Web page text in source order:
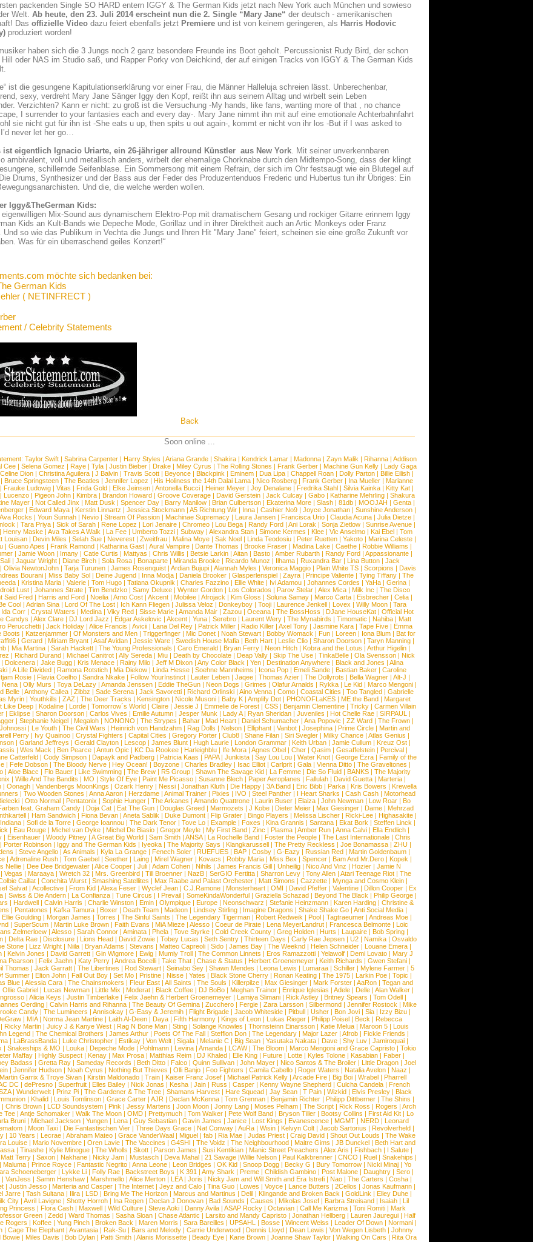
packenden Single SO HARD entern IGGY & The German Kids jetzt nach New York auch München und sowieso
Welt. Ab heute, den 23. Juli 2014 erscheint nun die 2. Single “Mary Jane“ der deutsch - amerikanischen
Das offizielle Video dazu feiert ebenfalls jetzt Premiere und ist von keinem geringeren, als Harris Hodovic
produziert worden!
haben sich die 3 Jungs noch 2 ganz besondere Freunde ins Boot geholt. Percussionist Rudy Bird, der schon
Hill oder NAS im Studio saß, und Rapper Porky von Deichkind, der auf einigen Tracks von IGGY & The German Kids
ist die gesungene Kapitulationserklärung vor einer Frau, die Männer Halleluja schreien lässt. Unberechenbar,
sexy, verdreht Mary Jane Sänger Iggy den Kopf, reißt ihn aus seinem Alltag und wirbelt sein Leben
Verzichten? Kann er nicht: zu groß ist die Versuchung -My hands, like fans, wanting more of that , no chance
I surrender to your fantasies each and every day-. Mary Jane nimmt ihn mit auf eine emotionale Achterbahnfahrt
sie nicht gut für ihn ist -She eats u up, then spits u out again-, kommt er nicht von ihr los -But if I was asked to
I’d never let her go…
ist eigentlich Ignacio Uriarte, ein 26-jähriger allround Künstler aus New York. Mit seiner unverkennbaren
ambivalent, voll und metallisch anders, wirbelt der ehemalige Chorknabe durch den Midtempo-Song, dass der klingt
schillernde Seifenblase. Ein Sommersong mit einem Refrain, der sich im Ohr festsaugt wie ein Blutegel auf
Drums, Synthesizer und der Bass aus der Feder des Produzentenduos Frederic und Hubertus tun ihr Übriges: Ein
Und die, die welche werden wollen.
Iggy&TheGerman Kids:
eigenwilligen Mix-Sound aus dynamischem Elektro-Pop mit dramatischem Gesang und rockiger Gitarre erinnern Iggy
Kids an Kult-Bands wie Depeche Mode, Gorillaz und in ihrer Direktheit auch an Artic Monkeys oder Franz
Und so wie das Publikum in Vechta die Jungs und Ihren Hit "Mary Jane" feiert, scheinen sie eine große Zukunft vor
Was für ein überraschend geiles Konzert!“
möchte sich bedanken bei:
German Kids
( NETINFRECT )
/ Celebrity Statements
Back
Soon online ...
Taylor Swift | Sabrina Carpenter | Harry Styles | Ariana Grande | Shakira | Kendrick Lamar | Madonna | Zayn Malik | Rihanna | Addison
Cee| Selena Gomez | Raye| Tyla| Justin Bieber| Drake| Miley Cyrus | The Rolling Stones | Frank Gerber| Machine Gun Kelly| Lady Gaga
Celine Dion | Christina Aguilera | J Balvin | Travis Scott | Beyonce | Blackpink | Eminem | Dua Lipa | Chappell Roan | Dolly Parton | Billie Eilish |
Bruce Springsteen| The Beatles | Jennifer Lopez | His Holiness the 14th Dalai Lama| Nico Rosberg| Frank Gerber| Ina Mueller| Marianne
| Frauke Ludowig | Vitas | Frida Gold | Elke Jeinsen | Antonella Bucci | Heiner Meyer | Joy Denalane | Fredrika Stahl | Silvia Kainka | Kitty Kat |
| Lucenzo | Pigeon John | Kimbra | Brandon Howard | Groove Coverage | David Gerstein | Jack Culcay | Gabo | Katharine Mehrling | Shakura
Mayer| Not Called Jinx | Matt Dusk | Spencer Day| Barry Manilow| Brian Culbertson| Ekaterina More| Slash| 81db| MOOJAH | Genta|
| Edward Maya | Kerstin Linnartz | Jessica Stockmann | A5 Richtung Wir | Inna | Cashier No9 | Joyce Jonathan | Sunshine Anderson |
Ava Rocks | Youn Sunnah | Nevio | Stream Of Passion | Machinae Supremacy | Laura Jansen | Francisca Urio | Claudia Acuna | Julia Dietze |
| Tara Priya | Sick of Sarah | Rene Lopez | Lori Jenaire | Chromeo | Lou Bega | Randy Ford | Ani Lorak | Sonja Zietlow | Sunrise Avenue |
| Henry Maske| Ava Takes A Walk | La Fee| Umberto Tozzi| Subway| Alexandra Stan| Simone Kermes | Klee| Vic Anselmo| Kai Ebel| Tom
Louisan| Devin Miles | Selah Sue| Neverest| Zweitfrau| Malina Moye| Sak Noel| Linda Teodosiu| Peter Ruetten| Yakoto| Marina Celeste|
| Guano Apes | Frank Ramond| Katharina Gast| Aural Vampire| Dante Thomas | Brooke Fraser| Madina Lake| Caethe| Robbie Williams |
| Jamie Woon| Imany| Catie Curtis | Mattyas | Chris Willis | Betsie Larkin| Aitan| Basto| Amber Rubarth| Randy Ford| Appassionante|
| Jaguar Wright| Diane Birch| Sola Rosa| Bonaparte| Miranda Brooke| Ricardo Munoz | Ilhama| Ruxandra Bar| Lina Button| Jack
Olivia NewtonJohn| Tarja Turunen| James Rosenquist| Ardian Bujupi| Alannah Myles | Veronica Maggio| Plain White TS| Scorpions | Davis
Bourani | Miss Baby Sol | Deine Jugend | Inna Modja | Daniela Brooker | Glasperlenspiel | Zayra | Principe Valiente | Tying Tiffany | The
| Kristina Maria | Valerie | Tom Hugo | Tatiana Okupnik | Charles Fazzino | Ellie White | Ivi Adamou | Johannes Cordes | YaHa | Gerina |
Lust | Johannes Strate | Tim Bendzko | Samy Deluxe | Wynter Gordon | Los Colorados | Parov Stelar | Alex Mica | Milk Inc | The Disco
Said Fred | Harris and Ford | Noelia | Arno Cost | Akcent | Mobilee | Afrojack | Kim Gloss | Soluna Samay | Marco Carta | Eisbrecher | Celia |
Cool| Adrian Sina| Lord Of The Lost| Ich Kann Fliegen| Julissa Veloz | Donkeyboy| Tooji| Laurence Jenkell| Lovex | Willy Moon| Tara
Ida Corr| Crystal Waters | Medina| Viky Red| Sisse Marie| Amanda Mair| Zazou| Oceana| The BossHoss | DJane HouseKat| Official Hot
Candys | Alex Clare | DJ Lord Jazz | Edgar Askelovic | Akcent | Yuna | Serebro | Laurent Wery | The Mynabirds | Timomatic | Nahiba | Matt
Perucchetti | Jack Holiday | Alice Francis | Avicii | Lana Del Rey | Patrick Miller | Radio Killer | Axel Tony | Jasmine Kara | Tape Five | Emma
Boots | Katzenjammer| Of Monsters and Men| Triggerfinger| Mic Donet| Noah Stewart| Bobby Womack | Fun| Loreen| Iona Blum| Bat for
| Gerard| Miriam Bryant| Asaf Avidan| Jessie Ware| Swedish House Mafia| Beth Hart| Leslie Clio| Sharon Doorson| Taryn Manning|
| Mia Martina | Sarah Hackett | The Young Professionals | Caro Emerald | Bryan Ferry | Neon Hitch | Kobra and the Lotus | Arthur Higelin |
| Richard Durand | Michael Canitrot | Ally Sereda | Miu | Death by Chocolate | Deap Vally | Skip The Use | TinkaBelle | Ola Svensson | Nick
Dolcenera| Jake Bugg| Kris Menace| Rainy Milo| Jeff M Dixon| Any Color Black | Yen| Destination Anywhere| Black and Jones | Alina
| A Life Divided| Ramona Rotstich| Mia Diekow| Linda Hesse| Soehne Mannheims | Icona Pop| Emeli Sande| Bastian Baker| Caroline
Rosie| Flavia Coelho| Sandra Nkake| Follow YourInstinct| Lauter Leben| Jaqee| Thomas Azier| The Dollyrots | Bella Wagner| Alt-J |
Nena | Olly Murs | Toya DeLazy | Amanda Jenssen | Eddie TheGun | Neon Dogs | Grimes | Olafur Arnalds | Rykka | Le Kid | Marco Mengoni |
Belle| Anthony Callea| Zibbz | Sade Serena| Jack Savoretti| Richard Orlinski| Aino Venna| Como| Coastal Cities | Too Tangled| Gabrielle
Myrin | Youthkills | ZAZ | The Deer Tracks | Kensington | Nicole Musoni | Baby K | Amplify Dot | PHONOFLaKES | ME the Band | Margaret
Like Deep| Kodaline| Lorde| Tomorrow´s World| Claire| Jessie J | Emmelie de Forest| CSS| Benjamin Clementine| Tricky| Carmen Villain
| Eklipse| Sharon Doorson| Carlos Vives | Emilie Autumn| Jesper Munk | Lady A| Ryan Sheridan| Juveniles | Hot Chelle Rae| SIRPAUL
|
| Stephanie Neigel | Megaloh | NONONO | The Strypes | Bahar | Mad Heart | Daniel Schumacher | Ana Popovic | ZZ Ward | The Frown |
Johnossi | Le Youth | The Civil Wars | Heinrich von Handzahm | Rag Dolls | Nelson | Elliphant | Vanbot | Josephina | Prime Circle | Martin and
Perry | Ivy Quainoo | Crystal Fighters | Capital Cities | Gregory Porter | Club8 | Shane Filan | Siri Svegler | Milky Chance | Atlas Genius |
| Garland Jeffreys | Gerald Clayton | Lescop | James Blunt | Hugh Laurie | London Grammar | Keith Urban | Jamie Cullum | Kreuz Ost |
| Wes Mack | Ben Pearce | Antun Opic | KC Da Rookee | Harleighblu | Ife Mora | Agnes Obel | Cher | Qasim | Gesaffelstein | Percival |
Catterfeld | Cody Simpson | Dapayk and Padberg | Patricia Kaas | PAPA| Junkista | Say Lou Lou | Water Knot | George Ezra | Family of the
| Fefe Dobson| The Bloody Nerve| Hey Ocean! | Boyzone| Charles Bradley| Isac Elliot| Carlprit| Gala| Vienna Ditto| The Graveltones |
| Aloe Blacc | Flo Bauer | Like Swimming | The Brew | R5 Group | Shawn The Savage Kid | La Femme | Die So Fluid | BANKS | The Majority
| Wille And The Bandits | MO | Style Of Eye | Paint Me Picasso | Susanne Blech | Paper Aeroplanes | Fallulah | David Guetta | Marteria |
| Oonagh| Vandenbergs MoonKings | Ozark Henry| Nessi| Jonathan Kluth| Die Happy| 3A Band| Eric Bibb| Parka| Kris Bowers | Krewella
| Two Wooden Stones | Anna Aaron| Herzdame| Animal Trainer| Pixies | IVO | Steel Panther| I Heart Sharks | Cash Cash| Motorhead
| Otto Normal | Pentatonix | Sophie Hunger | The Arkanes | Amando Quattrone | Laurin Buser | Elaiza | John Newman | Low Roar | Bo
feat. Graham Candy | Doja Cat | Eat The Gun | Douglas Greed | Marmozets | J Kobe | Dieter Meier | Max Giesinger | Dame | Mehrzad
| Ham Sandwich | Fiona Bevan | Aneta Sablik | Duke Dumont | Flip Grater | Bingo Players | Melissa Lischer | Ricki-Lee | Highasakite |
Indiana | Sofi de la Torre | George Ioannou | The Dark Tenor | Tove Lo | Example | Foxes | Kina Grannis | Santana | Ekat Bork | Steffen Linck |
| Eau Rouge | Michel van Dyke | Michel De Biasio | Gregor Meyle | My First Band | Zinc | Plasma | Amber Run | Anna Calvi | Ella Endlich |
| Eisenhauer| Woody Pitney| A Great Big World| Sam Smith| ANSA| La Rochelle Band| Foster the People| The Last Internationale| Chris
| Porter Robinson| Iggy and The German Kids | Iyeoka| The Majority Says | Klangkarussell| The Pretty Reckless | Joe Bonamassa| ZHU|
| Steve Angello| As Animals | Kyla La Grange| Fenech Soler| RUEFUES| BAP| Cosby| G-Eazy| Russian Red| Martin Goldenbaum|
| Adrenaline Rush | Tom Gaebel | Seether | Laing | Mirel Wagner | Kovacs | Robby Maria | Miss Bex | Spencer | Bam And Mr.Dero | Kopek |
Nellie | Dee Dee Bridgewater | Alice Cooper | Juli | Adam Cohen | Nihils | James Francis Gill | Unheilig | Nico And Vinz | Hozier | Jamie N
| Vegas | Maraaya| Wretch 32| Mrs. Greenbird| Till Broenner| NazB| SerGIO Fertitta| Sharron Levy| Tony Allen| Atari Teenage Riot| The
Caillat | Conchita Wurst | Smashing Satellites | Max Raabe and Palast Orchester | Matt Simons | Cazzette | Mynga and Cosmo Klein |
Salvat | Acollective | From Kid | Alexa Feser | Wyclef Jean | C.J.Ramone | Monsterheart | OMI | David Pfeffer | Valentine | Dillon Cooper | Ex
| Swiss & Die Andern | La Confianza | Tune Circus | I Prevail | SomeKindaWonderful | Graziella Schazad | Beyond The Black | Philip George |
| Hardwell| Calvin Harris | Charlie Winston| Emin| Olympique| Europe| Neonschwarz | Stefanie Heinzmann| Karen Harding| Christine &
| Pentatones | Kafka Tamura | Boxer | Death Team | Madeon | Lindsey Stirling | Imagine Dragons | Shake Shake Go | Anti Social Media |
Ellie Goulding| Morgan James | Torres | The Sinful Saints | The Legendary Tigerman| Robert Redweik | Pool| Tagtraeumer| Andreas Moe|
| SuperScum | Martin Luke Brown | Faith Evans | MiA Mieze | Alesso | Coeur de Pirate | Lena MeyerLandrut | Francesca Belmonte | Loic
Zelmerloew| Alesso| Sarah Connor| Aminata| Phela| Tove Styrke| Cold Creek County| Greg Holden| Hurts | Laupaire| Bob Spring|
| Delta Rae| Disclosure| Lions Head| David Zowie| Tobey Lucas | Seth Sentry| Thirteen Days | Carly Rae Jepsen| U2| Namika| Osvaldo
Stone| Lizz Wright| Niila| Bryan Adams | Stevans | Matteo Capreoli| Sido| James Bay| The Weeknd| Helen Schneider| Louane Emera|
| Kelvin Jones | David Garrett | Gin Wigmore | Ewig | Mumiy Troll | The Common Linnets | Eros Ramazzotti | Yelawolf | Demi Lovato | Mary J
Pearson | Felix Jaehn | Katy Perry | Andrea Bocelli | Take That | Chase & Status | Herbert Groenemeyer | Keith Richards | Gwen Stefani |
Thomas | Jack Garratt| The Libertines | Rod Stewart| Seinabo Sey| Shawn Mendes | Leona Lewis | Lumaraa| Schiller| Mylene Farmer| 5
Summer| Elton John| Fall Out Boy| Set Mo| Pristine| Nisse| Yates | Black Stone Cherry| Ronan Keating| The 1975| Larkin Poe| Topic |
Blue| Alessia Cara| The Chainsmokers | Fleur East| All Saints | The Souls | Killerpilze| Max Giesinger| Mark Forster| AaRon| Tegan and
Ollie Gabriel| Lucas Newman| Little Mix | Moderat| Black Coffee| DJ BoBo| Meghan Trainor| Enrique Iglesias | Adele| Delle| Alan Walker|
| Alicia Keys | Justin Timberlake | Felix Jaehn & Herbert Groenemeyer | Lamiya Slimani | Rick Astley | Britney Spears | Tom Odell |
Oerding| Calvin Harris and Rihanna| The Beauty Of Gemina| Zucchero| Fergie| Zara Larsson| Silbermond| Jennifer Rostock | Mike
Candy| The Lumineers | Annisokay| G-Easy & Jeremih| Flight Brigade| Jacob Whiteside| Pitbull| Usher| Bon Jovi| Sia| Izzy Bizu|
| MIA| Norma Jean Martine | Laith Al-Deen | Daya | Fifth Harmony | Kings of Leon | Lukas Rieger | Philipp Poisel | Beck | Rebecca
| Ricky Martin | Juicy J & Kanye West | Rag N Bone Man | Sting | Solange Knowles | Thornsteinn Einarsson | Katie Melua | Maroon 5 | Louis
Legend | The Chemical Brothers | James Arthur | Poets Of The Fall | Stefflon Don | The Legendary | Major Lazer | Afrob | Fickle Friends |
| LaBrassBanda| Luke Christopher| Estikay| Von Welt| Sigala| Melanie C| Big Sean| Yasutaka Nakata| Dave| Shy Luv| Jamiroquai|
| Snakeships & MO | Louka | Depeche Mode | Pohlmann | Levina | Amanda | LCAW| The Bloom | Marco Mengoni and Grace Capristo | Tokio
Maffay | Highly Suspect | Kenay | Max Prosa | Matthias Reim | DJ Khaled | Elle King | Future | Lotte | Kyles Tolone | Kasabian | Faber |
Badass | Gretta Ray| Sameday Records | Beth Ditto| Falco| Quinn Sullivan| John Mayer| Nico Santos & The Broiler| Little Dragon| Joel
| Jennifer Hudson| Noah Cyrus | Nothing But Thieves | Olli Banjo| Foo Fighters | Camila Cabello| Roger Waters | Natalia Avelon| Naaz |
Martin Garrix & Troye Sivan | Kirstin Maldonado | Train | Kaiser Franz Josef | Michael Patrick Kelly | Arcade Fire | Big Boi | Wrabel | Pharrell
DC| dePresno| Superfruit| Elles Bailey| Nick Jonas | Kesha| Jain| Russ | Casper| Kenny Wayne Shepherd| Culcha Candela| French
| Wunderwelt| Prinz Pi| The Gardener & The Tree| Shamans Harvest| Hare Squead| Jay Sean| T Pain| Wizkid| Elvis Presley| Black
| Khalid | Louis Tomlinson | Grace Carter | AJR | Declan McKenna | Tom Grennan | Benjamin Richter | Philipp Dittberner | The Shins |
| Chris Brown | LCD Soundsystem | Pink | Jessy Martens | Joon Moon | Jonny Lang | Moses Pelham | The Script | Rick Ross | Rogers | Arch
Tee | Antje Schomaker | Walk The Moon | OMD | Prettymuch | Tom Walker | Pete Wolf Band | Bryson Tiller | Bootsy Collins | First Aid Kit | Lo
Bruni| Michael Jackson| Yungen| Lena| Guy Sebastian| Gavin James | Janice| Lost Kings | Evanescence| MGMT| NERD| Leonard
| Moon Taxi| Die Fantastischen Vier| Three Days Grace| Nat Conway| AuRa| Wisin| Kelvyn Colt| Jacob Sartorius | Revolverheld|
| 10 Years | Lecrae | Abraham Mateo | Grace VanderWaal | Miguel | fab | Ria Mae | Judas Priest | Craig David | Shout Out Louds | The Wake
Louise| Mario Novembre| Oren Lavie| The Vaccines | G4SHI | The Voidz | The Neighbourhood| Maitre Gims | JB Dunckel| Beth Hart and
| Tinashe | Kylie Minogue | The Wholls | Skott | Parson James | Susi Kentikian | Manic Street Preachers | Alex Aris | Fishbach | I Salute |
Matt Terry| Saxon| Nakhane| Nicky Jam| Mustasch| Deva Mahal| 21 Savage|Willie Nelson| Paul Kalkbrenner| CNCO | Ruel| Snakehips |
| Maluma | Prince Royce | Fantastic Negrito | Anna Leone | Leon Bridges | OK Kid | Snoop Dogg | Becky G | Bury Tomorrow | Nicki Minaj | Yo
Schoeneberger| Lykke Li| Folly Rae| Backstreet Boys | K 391 | Amy Shark | Preme| Childish Gambino| Post Malone| Daughtry| Sero|
| VanJess | Samm Henshaw| Marshmello| Alice Merton| LEA| Joris | Nicky Jam and Will Smith and Era Istrefi| Nao| The Carters | Cosha|
| Justin Jesso| Marteria and Casper| The Internet| Jeyz and Calo| Tina Guo| Lowes | Voyce| Lance Butters | 2Cellos | Jonas Kaufmann|
Jarre| Tash Sultana| Ilira| LSD| Bring Me The Horizon| Marcus and Martinus | Delil| Klingande and Broken Back | GoldLink | Elley Duhe|
City | Avril Lavigne | Shotty Horroh | Ina Regen | Declan J Donovan | Bad Sounds | Causes | Mikolas Josef | Barbra Streisand | Isaiah | Lil
Princess | Flora Cash| Maxwell| Wild Culture| Steve Aoki| Danny Avila| ASAP Rocky| Octavian| Call Me Karizma| Toni Romiti| Mark
Green| Zedd| Ward Thomas | Sasha Sloan| Chase Atlantic | Larsito and Mandy Capristo| Jonathan Hellberg| Lauren Jauregui| Half
Rogers | Koffee| Yung Pinch| Broken Back | Maren Morris | Sara Bareilles | UPSAHL | Bosse| Wincent Weiss | Leader Of Down| Normani|
| Cage The Elephant| Avantasia| Rak-Su| Bars and Melody| Carrie Underwood| Dennis Lloyd| Dean Lewis | Von Wegen Lisbeth| Johnny
Bowie | Miles Davis | Bob Dylan | Patti Smith | Alanis Morissette | Beady Eye | Kane Brown | Joanne Shaw Taylor | Walking On Cars | Rita Ora